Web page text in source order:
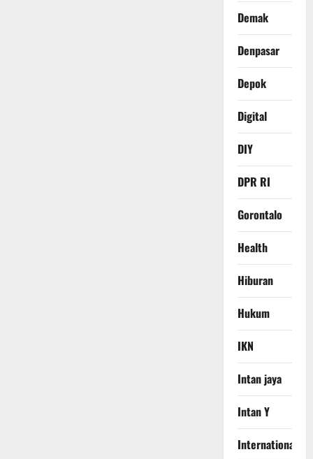
Demak
Denpasar
Depok
Digital
DIY
DPR RI
Gorontalo
Health
Hiburan
Hukum
IKN
Intan jaya
Intan Y
International